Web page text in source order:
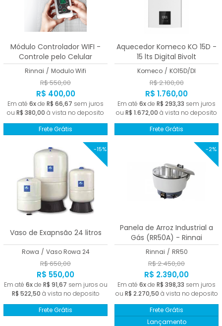
Módulo Controlador WIFI -
Controle pelo Celular
Rinnai / Modulo Wifi
R$ 550,00
R$ 400,00
Em até 6xde R$ 66,67 sem juros
ou R$ 380,00 à vista no deposito
Frete Grátis
Aquecedor Komeco KO 15D -
15 lts Digital Bivolt
Komeco / KO15D/DI
R$ 2.100,00
R$ 1.760,00
Em até 6xde R$ 293,33 sem juros
ou R$ 1.672,00 à vista no deposito
Frete Grátis
-15%
Vaso de Exapnsão 24 litros
Rowa / Vaso Rowa 24
R$ 650,00
R$ 550,00
Em até 6xde R$ 91,67 sem juros ou
R$ 522,50 à vista no deposito
Frete Grátis
-2%
Panela de Arroz Industrial a
Gás (RR50A) - Rinnai
Rinnai / RR50
R$ 2.450,00
R$ 2.390,00
Em até 6xde R$ 398,33 sem juros
ou R$ 2.270,50 à vista no deposito
Frete Grátis
Lançamento